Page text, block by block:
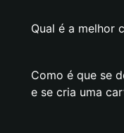
Qual é a melhor
Como é que se
e se cria uma